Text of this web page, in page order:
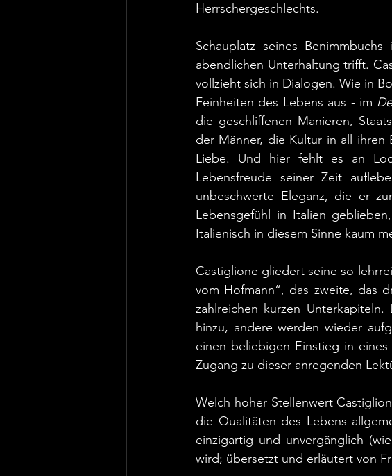
Herrschergeschlechts.
Schauplatz seines
abendlichen Unterhaltung trifft.
vollzieht sich in Dialogen. Wie in
Feinheiten des Lebens aus - im
die geschliffenen Manieren,
der Männer, die Kultur in all
Liebe. Und hier fehlt es an
Lebensfreude seiner Zeit
unbeschwerte Eleganz, die er
Lebensgefühl in Italien
Italienisch in diesem Sinne kaum
Castiglione gliedert seine so
vom Hofmann“, das zweite, das
zahlreichen kurzen
hinzu, andere werden wieder
einen beliebigen Einstieg in
Zugang zu dieser anregenden
Welch hoher Stellenwert
die Qualitäten des Lebens
einzigartig und unvergänglich
wird; übersetzt und erläutert von